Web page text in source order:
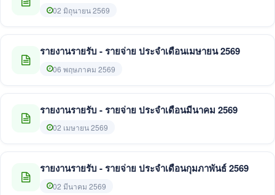
02 มิถุนายน 2569
รายงานรายรับ - รายจ่าย ประจำเดือนเมษายน 2569
06 พฤษภาคม 2569
รายงานรายรับ - รายจ่าย ประจำเดือนมีนาคม 2569
02 เมษายน 2569
รายงานรายรับ - รายจ่าย ประจำเดือนกุมภาพันธ์ 2569
02 มีนาคม 2569